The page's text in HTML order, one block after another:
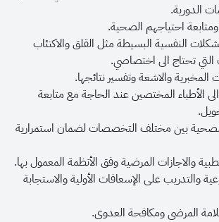
الدورية.
ومتابعة احتياجهم الصحية.
النفسية البسيطة مثل القلق والاكتئاب
التي تحتاج الى اختصاصي.
والاشعة وتفسير نتائجها.
الأطباء المختصين عند الحاجة مع متابعة
الصحية بين مختلف التخصصات لضمان استمرارية
والاجازات المرضية وفق الأنظمة المعمول بها.
والتدريب على الإسعافات الأولية والاستجابة
المرضى ومكافحة العدوى.